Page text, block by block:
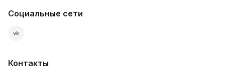
Социальные сети
vk
Контакты